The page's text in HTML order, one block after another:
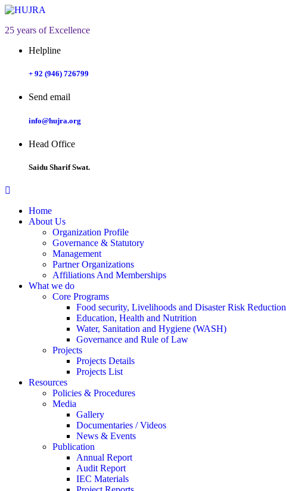
25 years of Excellence
Helpline
+ 92 (946) 726799
Send email
info@hujra.org
Head Office
Saidu Sharif Swat.
Home
About Us
Organization Profile
Governance & Statutory
Management
Partner Organizations
Affiliations And Memberships
What we do
Core Programs
Food security, Livelihoods and Disaster Risk Reduction
Education, Health and Nutrition
Water, Sanitation and Hygiene (WASH)
Governance and Rule of Law
Projects
Projects Details
Projects List
Resources
Policies & Procedures
Media
Gallery
Documentaries / Videos
News & Events
Publication
Annual Report
Audit Report
IEC Materials